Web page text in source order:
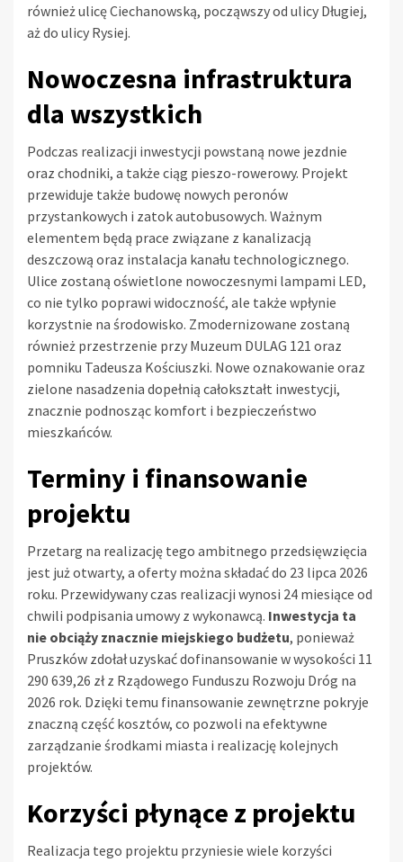
również ulicę Ciechanowską, począwszy od ulicy Długiej,
aż do ulicy Rysiej.
Nowoczesna infrastruktura
dla wszystkich
Podczas realizacji inwestycji powstaną nowe jezdnie
oraz chodniki, a także ciąg pieszo-rowerowy. Projekt
przewiduje także budowę nowych peronów
przystankowych i zatok autobusowych. Ważnym
elementem będą prace związane z kanalizacją
deszczową oraz instalacja kanału technologicznego.
Ulice zostaną oświetlone nowoczesnymi lampami LED,
co nie tylko poprawi widoczność, ale także wpłynie
korzystnie na środowisko. Zmodernizowane zostaną
również przestrzenie przy Muzeum DULAG 121 oraz
pomniku Tadeusza Kościuszki. Nowe oznakowanie oraz
zielone nasadzenia dopełnią całokształt inwestycji,
znacznie podnosząc komfort i bezpieczeństwo
mieszkańców.
Terminy i finansowanie
projektu
Przetarg na realizację tego ambitnego przedsięwzięcia
jest już otwarty, a oferty można składać do 23 lipca 2026
roku. Przewidywany czas realizacji wynosi 24 miesiące od
chwili podpisania umowy z wykonawcą. Inwestycja ta
nie obciąży znacznie miejskiego budżetu, ponieważ
Pruszków zdołał uzyskać dofinansowanie w wysokości 11
290 639,26 zł z Rządowego Funduszu Rozwoju Dróg na
2026 rok. Dzięki temu finansowanie zewnętrzne pokryje
znaczną część kosztów, co pozwoli na efektywne
zarządzanie środkami miasta i realizację kolejnych
projektów.
Korzyści płynące z projektu
Realizacja tego projektu przyniesie wiele korzyści